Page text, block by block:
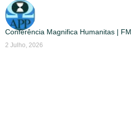
Conferência Magnifica Humanitas |
2 Julho, 2026